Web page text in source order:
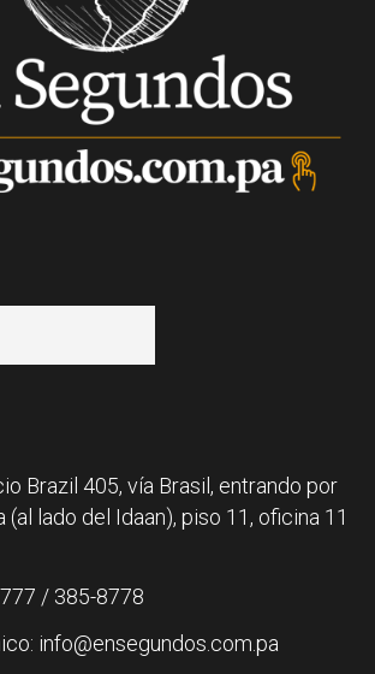
Brazil 405, vía Brasil, entrando por
(al lado del Idaan), piso 11, oficina 11
/ 385-8778
info@ensegundos.com.pa